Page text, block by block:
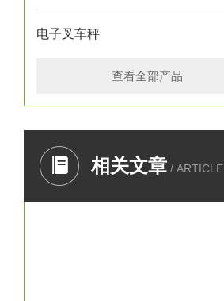
电子叉车秤
查看全部产品
相关文章 / ARTICLE